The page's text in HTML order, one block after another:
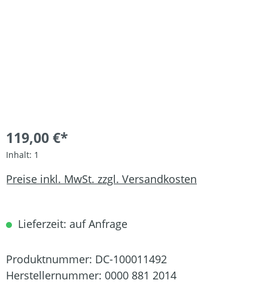
119,00 €*
Inhalt: 1
Preise inkl. MwSt. zzgl. Versandkosten
Lieferzeit: auf Anfrage
Produktnummer: DC-100011492
Herstellernummer: 0000 881 2014